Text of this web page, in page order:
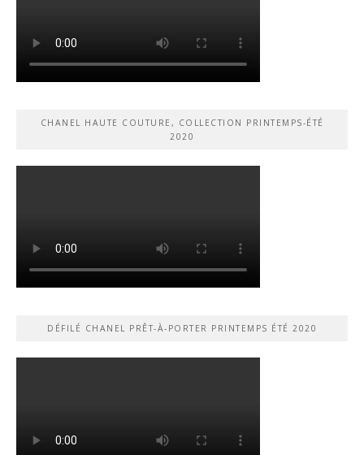
CHANEL HAUTE COUTURE, COLLECTION PRINTEMPS-ÉTÉ
2020
DÉFILÉ CHANEL PRÊT-À-PORTER PRINTEMPS ÉTÉ 2020